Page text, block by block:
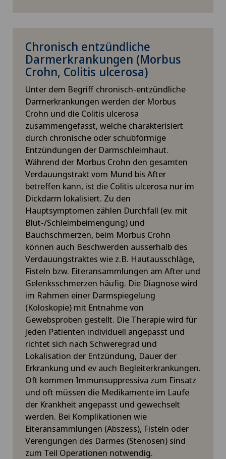
Chronisch entzündliche
Darmerkrankungen (Morbus
Crohn, Colitis ulcerosa)
Unter dem Begriff chronisch-entzündliche
Darmerkrankungen werden der Morbus
Crohn und die Colitis ulcerosa
zusammengefasst, welche charakterisiert
durch chronische oder schubförmige
Entzündungen der Darmschleimhaut.
Während der Morbus Crohn den gesamten
Verdauungstrakt vom Mund bis After
betreffen kann, ist die Colitis ulcerosa nur im
Dickdarm lokalisiert. Zu den
Hauptsymptomen zählen Durchfall (ev. mit
Blut-/Schleimbeimengung) und
Bauchschmerzen, beim Morbus Crohn
können auch Beschwerden ausserhalb des
Verdauungstraktes wie z.B. Hautausschläge,
Fisteln bzw. Eiteransammlungen am After und
Gelenksschmerzen häufig. Die Diagnose wird
im Rahmen einer Darmspiegelung
(Koloskopie) mit Entnahme von
Gewebsproben gestellt. Die Therapie wird für
jeden Patienten individuell angepasst und
richtet sich nach Schweregrad und
Lokalisation der Entzündung, Dauer der
Erkrankung und ev auch Begleiterkrankungen.
Oft kommen Immunsuppressiva zum Einsatz
und oft müssen die Medikamente im Laufe
der Krankheit angepasst und gewechselt
werden. Bei Komplikationen wie
Eiteransammlungen (Abszess), Fisteln oder
Verengungen des Darmes (Stenosen) sind
zum Teil Operationen notwendig.